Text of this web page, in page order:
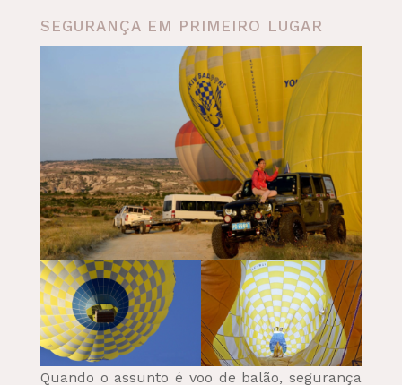
SEGURANÇA EM PRIMEIRO LUGAR
Quando o assunto é voo de balão, segurança